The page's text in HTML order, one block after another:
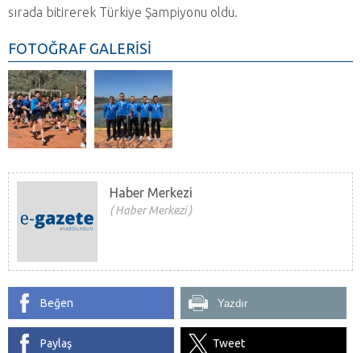
sırada bitirerek Türkiye Şampiyonu oldu.
FOTOĞRAF GALERİSİ
Haber Merkezi
Haber Merkezi
Beğen Yazdır
Paylaş Tweet